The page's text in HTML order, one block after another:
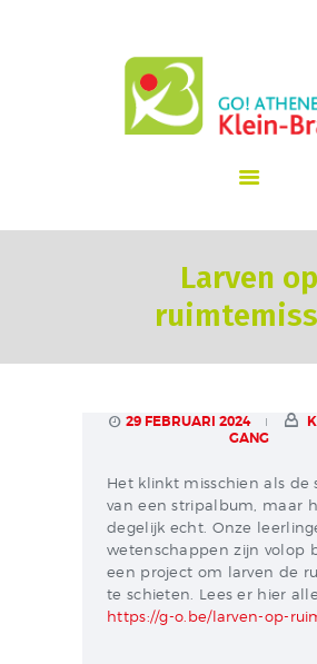
Larven op
GO! atheneum
START
INSCHRIJVINGEN
SCHOOLREGLEMENT
NIEUWS
CONTACT
29 FEBRUARI 2024
GANG
Het klinkt misschien als de
van een stripalbum, maar
degelijk echt. Onze
wetenschappen zijn volop
een project om larven de
te schieten. Lees er hier
https://g-o.be/larven-op-